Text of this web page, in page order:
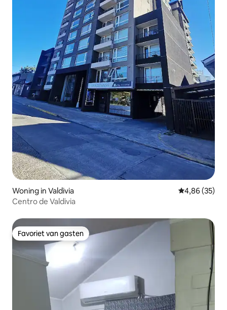
Woning in Valdivia Gemiddelde
4,86 (35)
Centro de Valdivia
Favoriet van gasten
Favoriet van gasten